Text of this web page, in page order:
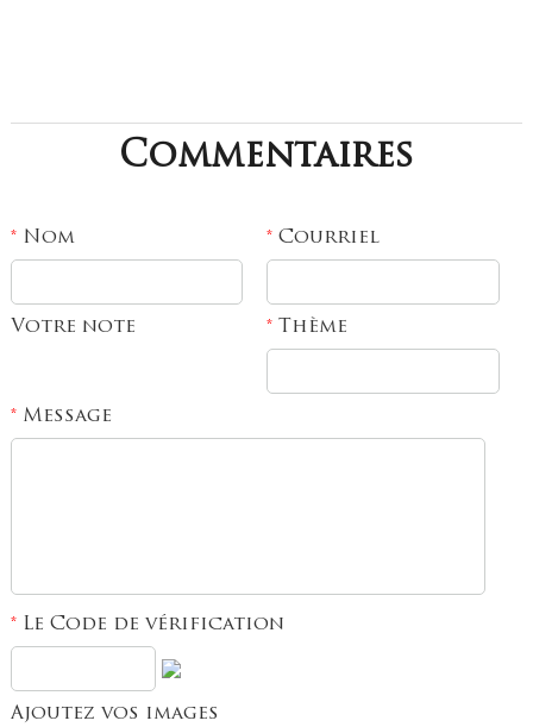
Commentaires
*Nom *Courriel
Votre note *Thème
*Message
*Le Code de vérification
Ajoutez vos images